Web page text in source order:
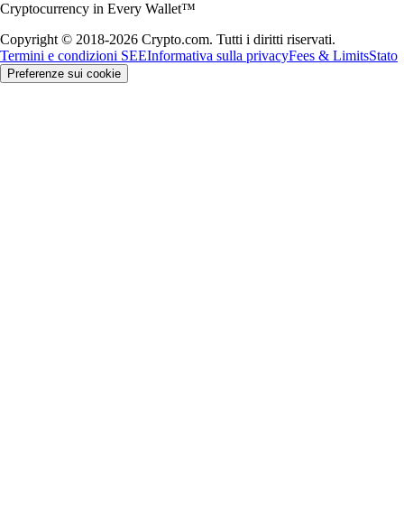
Cryptocurrency in Every Wallet™
Copyright © 2018-2026 Crypto.com. Tutti i diritti riservati.
Termini e condizioni SEEInformativa sulla privacyFees & LimitsStato
Preferenze sui cookie